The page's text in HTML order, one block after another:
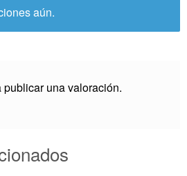
aún.
una valoración.